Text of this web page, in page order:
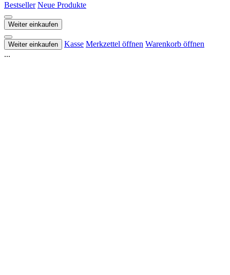
Bestseller Neue Produkte
Weiter einkaufen
Weiter einkaufen Kasse Merkzettel öffnen Warenkorb öffnen
...